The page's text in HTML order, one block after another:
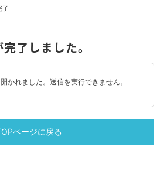
了
了しました。
かれました。送信を実行できません。
ページに戻る